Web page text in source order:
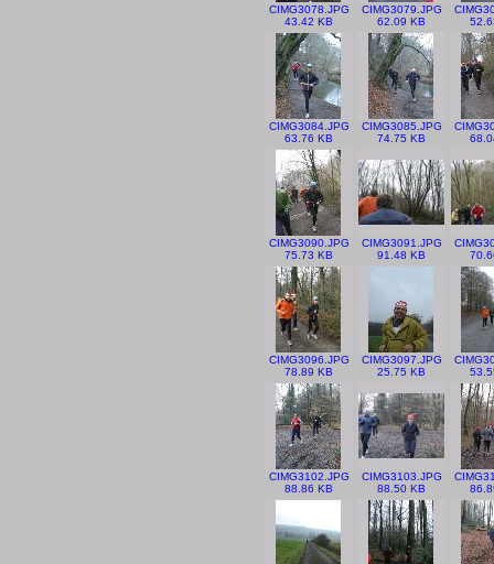
CIMG3078.JPG
43.42 KB
CIMG3079.JPG
62.09 KB
CIMG3084.JPG
63.76 KB
CIMG3085.JPG
74.75 KB
CIMG3090.JPG
75.73 KB
CIMG3091.JPG
91.48 KB
CIMG3096.JPG
78.89 KB
CIMG3097.JPG
25.75 KB
CIMG3102.JPG
88.86 KB
CIMG3103.JPG
88.50 KB